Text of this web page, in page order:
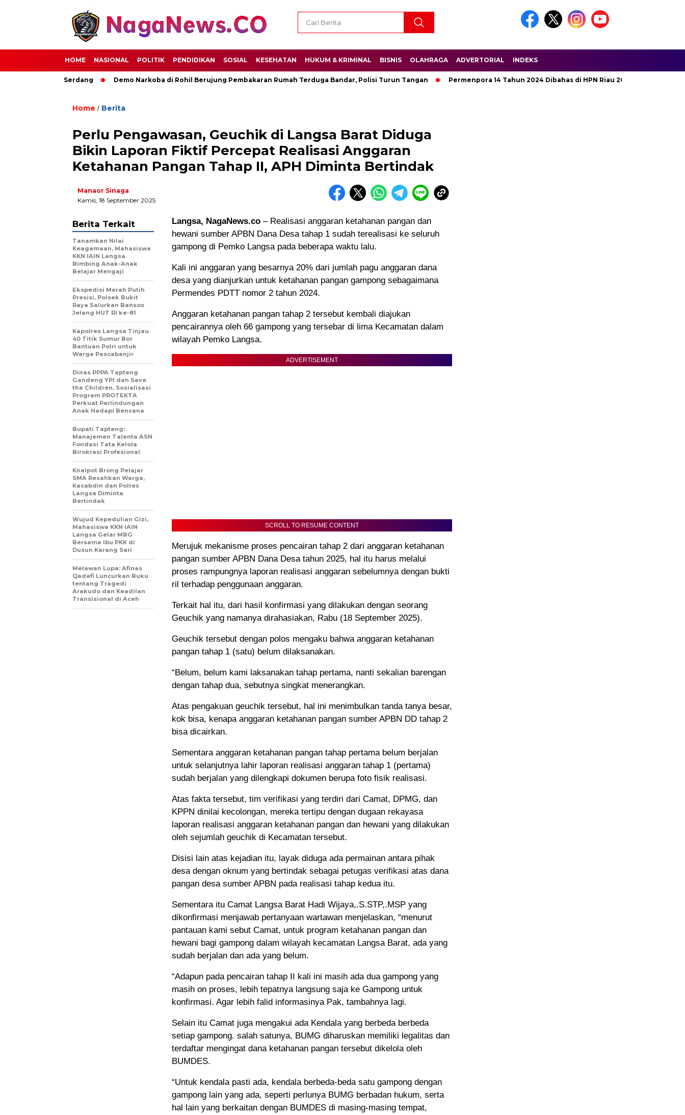
HOME NASIONAL POLITIK PENDIDIKAN SOSIAL KESEHATAN HUKUM & KRIMINAL BISNIS OLAHRAGA ADVERTORIAL INDEKS
Deli Serdang Demo Narkoba di Rohil Berujung Pembakaran Rumah Terduga Bandar, Polisi Turun Tangan Permenpora 14 Tahun 2024 Dibahas di HPN Riau 2025
Home / Berita
Perlu Pengawasan, Geuchik di Langsa Barat Diduga
Bikin Laporan Fiktif Percepat Realisasi Anggaran
Ketahanan Pangan Tahap II, APH Diminta Bertindak
Manaor Sinaga
Kamis, 18 September 2025
Langsa, NagaNews.co – Realisasi anggaran ketahanan pangan dan
hewani sumber APBN Dana Desa tahap 1 sudah terealisasi ke seluruh
gampong di Pemko Langsa pada beberapa waktu lalu.
Kali ini anggaran yang besarnya 20% dari jumlah pagu anggaran dana
desa yang dianjurkan untuk ketahanan pangan gampong sebagaimana
Permendes PDTT nomor 2 tahun 2024.
Anggaran ketahanan pangan tahap 2 tersebut kembali diajukan
pencairannya oleh 66 gampong yang tersebar di lima Kecamatan dalam
wilayah Pemko Langsa.
ADVERTISEMENT
SCROLL TO RESUME CONTENT
Merujuk mekanisme proses pencairan tahap 2 dari anggaran ketahanan
pangan sumber APBN Dana Desa tahun 2025, hal itu harus melalui
proses rampungnya laporan realisasi anggaran sebelumnya dengan bukti
ril terhadap penggunaan anggaran.
Terkait hal itu, dari hasil konfirmasi yang dilakukan dengan seorang
Geuchik yang namanya dirahasiakan, Rabu (18 September 2025).
Geuchik tersebut dengan polos mengaku bahwa anggaran ketahanan
pangan tahap 1 (satu) belum dilaksanakan.
“Belum, belum kami laksanakan tahap pertama, nanti sekalian barengan
dengan tahap dua, sebutnya singkat menerangkan.
Atas pengakuan geuchik tersebut, hal ini menimbulkan tanda tanya besar,
kok bisa, kenapa anggaran ketahanan pangan sumber APBN DD tahap 2
bisa dicairkan.
Sementara anggaran ketahanan pangan tahap pertama belum berjalan
untuk selanjutnya lahir laporan realisasi anggaran tahap 1 (pertama)
sudah berjalan yang dilengkapi dokumen berupa foto fisik realisasi.
Atas fakta tersebut, tim verifikasi yang terdiri dari Camat, DPMG, dan
KPPN dinilai kecolongan, mereka tertipu dengan dugaan rekayasa
laporan realisasi anggaran ketahanan pangan dan hewani yang dilakukan
oleh sejumlah geuchik di Kecamatan tersebut.
Disisi lain atas kejadian itu, layak diduga ada permainan antara pihak
desa dengan oknum yang bertindak sebagai petugas verifikasi atas dana
pangan desa sumber APBN pada realisasi tahap kedua itu.
Sementara itu Camat Langsa Barat Hadi Wijaya,.S.STP,.MSP yang
dikonfirmasi menjawab pertanyaan wartawan menjelaskan, “menurut
pantauan kami sebut Camat, untuk program ketahanan pangan dan
hewani bagi gampong dalam wilayah kecamatan Langsa Barat, ada yang
sudah berjalan dan ada yang belum.
“Adapun pada pencairan tahap II kali ini masih ada dua gampong yang
masih on proses, lebih tepatnya langsung saja ke Gampong untuk
konfirmasi. Agar lebih falid informasinya Pak, tambahnya lagi.
Selain itu Camat juga mengakui ada Kendala yang berbeda berbeda
setiap gampong. salah satunya, BUMG diharuskan memiliki legalitas dan
terdaftar mengingat dana ketahanan pangan tersebut dikelola oleh
BUMDES.
“Untuk kendala pasti ada, kendala berbeda-beda satu gampong dengan
gampong lain yang ada, seperti perlunya BUMG berbadan hukum, serta
hal lain yang berkaitan dengan BUMDES di masing-masing tempat,
Berita Terkait
Tanamkan Nilai
Keagamaan, Mahasiswa
KKN IAIN Langsa
Bimbing Anak-Anak
Belajar Mengaji
Ekspedisi Merah Putih
Presisi, Polsek Bukit
Raya Salurkan Bansos
Jelang HUT RI ke-81
Kapolres Langsa Tinjau
40 Titik Sumur Bor
Bantuan Polri untuk
Warga Pascabanjir
Dinas PPPA Tapteng
Gandeng YPI dan Save
the Children, Sosialisasi
Program PROTEKTA
Perkuat Perlindungan
Anak Hadapi Bencana
Bupati Tapteng:
Manajemen Talenta ASN
Fondasi Tata Kelola
Birokrasi Profesional
Knalpot Brong Pelajar
SMA Resahkan Warga,
Kacabdin dan Polres
Langsa Diminta
Bertindak
Wujud Kepedulian Gizi,
Mahasiswa KKN IAIN
Langsa Gelar MBG
Bersama Ibu PKK di
Dusun Karang Sari
Melawan Lupa: Afinas
Qadafi Luncurkan Buku
tentang Tragedi
Arakudo dan Keadilan
Transisional di Aceh